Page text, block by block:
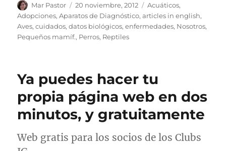
Autor
Mar Pastor
Publicado
el
20 noviembre, 2012 Categorías
Acuáticos,
Adopciones,Aparatos de Diagnóstico,articles in english,
Aves,cuidados,datos biológicos,enfermedades, Nosotros,
Pequeños mamíf., Perros, Reptiles
Ya puedes hacer tu
propia página web en dos
minutos, y gratuitamente
Web gratis para los socios de los Clubs